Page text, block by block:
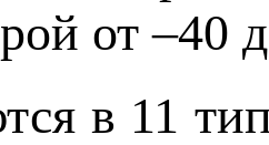
от –40
в 11